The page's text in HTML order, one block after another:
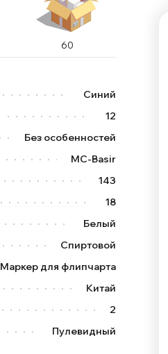
60
Синий
12
Без особенностей
MC-Basir
143
18
Белый
Спиртовой
Маркер для флипчарта
Китай
2
Пулевидный